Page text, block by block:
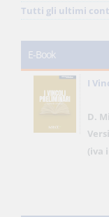
Tutti gli ultimi
E-Book
I
D.
(iva